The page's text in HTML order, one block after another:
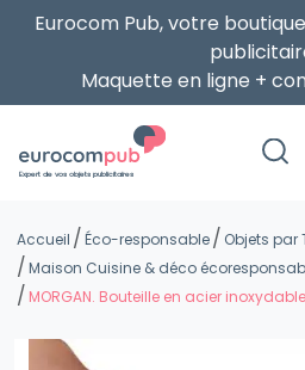
Eurocom Pub, votre
Maquette en ligne +
Expert de vos objets publicitaires
Accueil Éco-responsable
Objets
Maison Cuisine & déco
MORGAN. Bouteille en acier